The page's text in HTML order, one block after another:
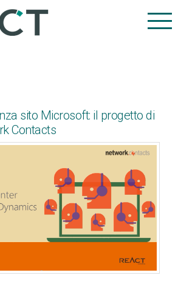
sito Microsoft: il progetto di
Contacts